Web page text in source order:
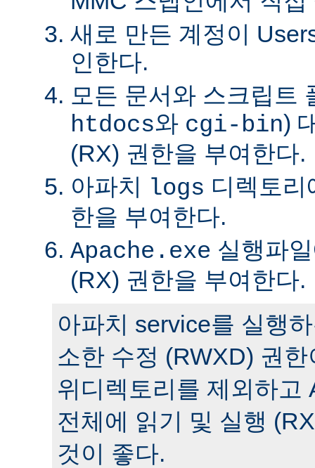
새로 만든 계정이
인한다.
모든 문서와 스크립트
htdocs와 cgi-bin)
(RX) 권한을 부여한다.
아파치 logs 디렉토리
한을 부여한다.
Apache.exe 실행파
(RX) 권한을 부여한다.
아파치 service를 실행
소한 수정 (RWXD) 권
위디렉토리를 제외하고
전체에 읽기 및 실행
것이 좋다.